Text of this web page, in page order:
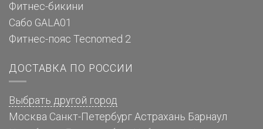
Фитнес-бикини
Сабо GALA01
Фитнес-пояс Tecnomed 2
ДОСТАВКА ПО РОССИИ
Выбрать другой город
Москва Санкт-Петербург Астрахань Барнаул